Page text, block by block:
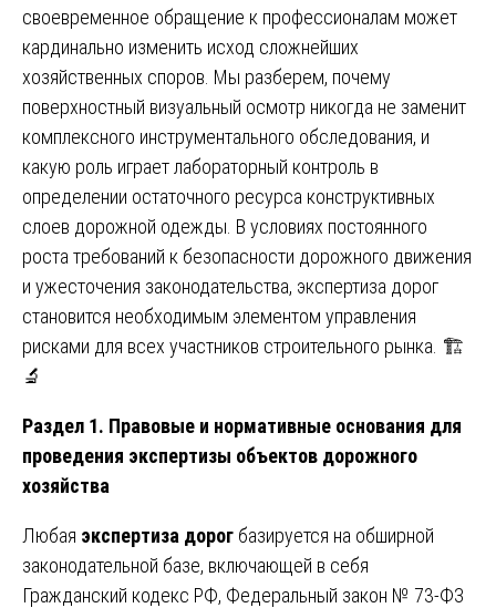
своевременное обращение к профессионалам может
кардинально изменить исход сложнейших
хозяйственных споров. Мы разберем, почему
поверхностный визуальный осмотр никогда не заменит
комплексного инструментального обследования, и
какую роль играет лабораторный контроль в
определении остаточного ресурса конструктивных
слоев дорожной одежды. В условиях постоянного
роста требований к безопасности дорожного движения
и ужесточения законодательства, экспертиза дорог
становится необходимым элементом управления
рисками для всех участников строительного рынка. 🏗️
🔬
Раздел 1. Правовые и нормативные основания для
проведения экспертизы объектов дорожного
хозяйства
Любая экспертиза дорог базируется на обширной
законодательной базе, включающей в себя
Гражданский кодекс РФ, Федеральный закон № 73-ФЗ